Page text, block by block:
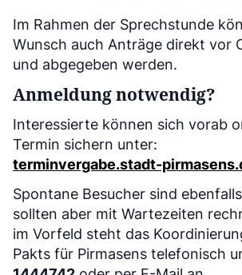
Im Rahmen der Sprechstunde
Wunsch auch Anträge direkt vor
und abgegeben werden.
Anmeldung notwendig?
Interessierte können sich vorab
Termin sichern unter:
terminvergabe.stadt-
Spontane Besucher sind
sollten aber mit Wartezeiten
im Vorfeld steht das
Pakts für Pirmasens telefonisch